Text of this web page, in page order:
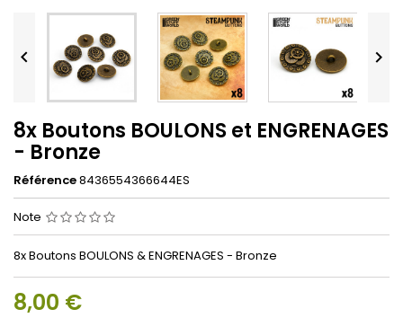
 
8x Boutons BOULONS et ENGRENAGES
- Bronze
Référence8436554366644ES
Note
8x Boutons BOULONS & ENGRENAGES - Bronze
8,00 €